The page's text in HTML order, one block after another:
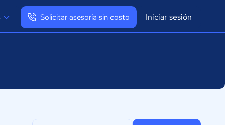
Solicitar asesoría sin costo Iniciar sesión